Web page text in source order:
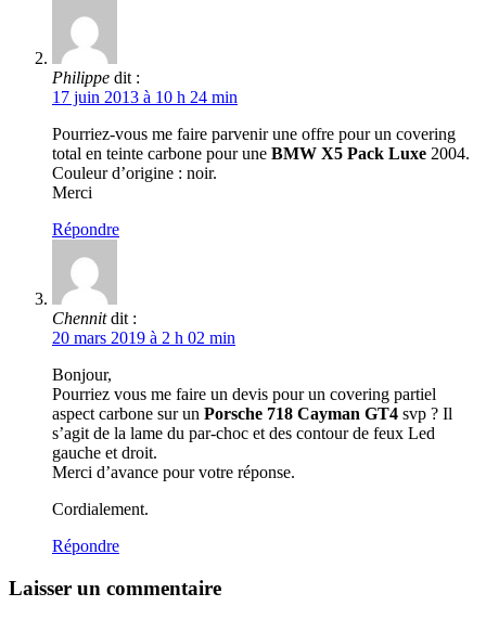
Philippe dit :
17 juin 2013 à 10 h 24 min
Pourriez-vous me faire parvenir une offre pour un covering
total en teinte carbone pour une BMW X5 Pack Luxe 2004.
Couleur d’origine : noir.
Merci
Répondre
Chennit dit :
20 mars 2019 à 2 h 02 min
Bonjour,
Pourriez vous me faire un devis pour un covering partiel
aspect carbone sur un Porsche 718 Cayman GT4 svp ? Il
s’agit de la lame du par-choc et des contour de feux Led
gauche et droit.
Merci d’avance pour votre réponse.
Cordialement.
Répondre
Laisser un commentaire